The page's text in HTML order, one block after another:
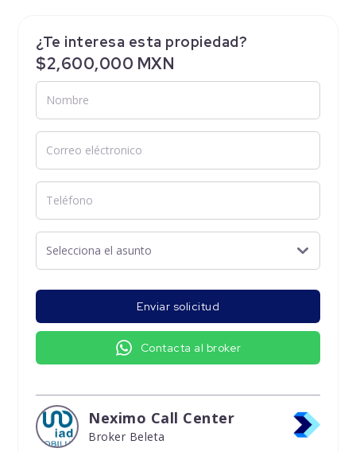
¿Te interesa esta propiedad?
$2,600,000 MXN
Enviar solicitud
Contacta al broker
Neximo Call Center
Broker Beleta